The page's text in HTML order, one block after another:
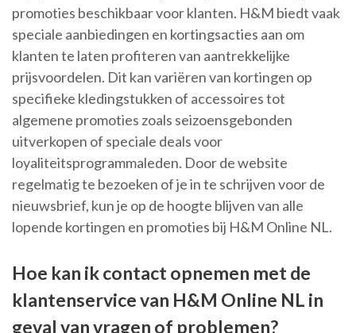
promoties beschikbaar voor klanten. H&M biedt vaak
speciale aanbiedingen en kortingsacties aan om
klanten te laten profiteren van aantrekkelijke
prijsvoordelen. Dit kan variëren van kortingen op
specifieke kledingstukken of accessoires tot
algemene promoties zoals seizoensgebonden
uitverkopen of speciale deals voor
loyaliteitsprogrammaleden. Door de website
regelmatig te bezoeken of je in te schrijven voor de
nieuwsbrief, kun je op de hoogte blijven van alle
lopende kortingen en promoties bij H&M Online NL.
Hoe kan ik contact opnemen met de
klantenservice van H&M Online NL in
geval van vragen of problemen?